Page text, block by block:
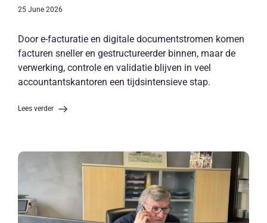
25 June 2026
Door e-facturatie en digitale documentstromen komen
facturen sneller en gestructureerder binnen, maar de
verwerking, controle en validatie blijven in veel
accountantskantoren een tijdsintensieve stap.
Lees verder